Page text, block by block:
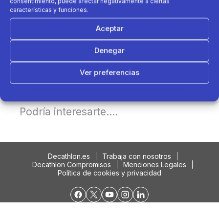
características y funciones.
Aceptar
Denegar
Ver preferencias
Podría interesarte....
Decathlon.es
Trabaja con nosotros
Decathlon Compromisos
Menciones Legales
Política de cookies y privacidad